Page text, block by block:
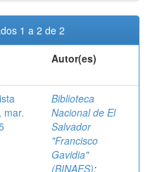
1 a 2 de 2
Autor(es)
mar.
Biblioteca
Nacional de El
Salvador
"Francisco
Gavidia"
(BINAES);